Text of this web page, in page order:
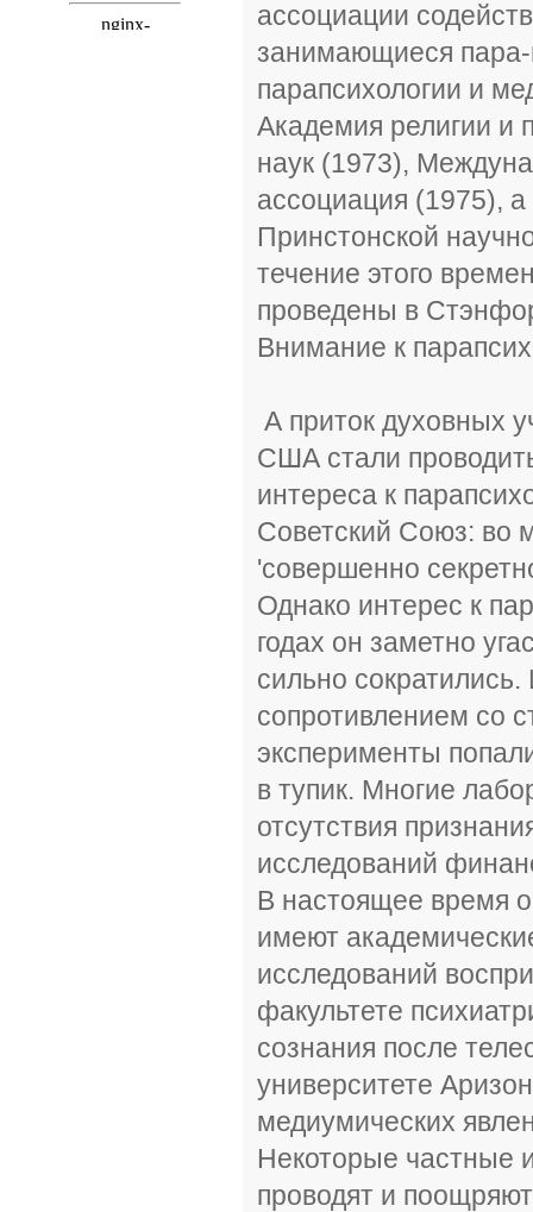
ассоциации
занимающиеся
парапсихологии и
Академия религии и
наук (1973),
ассоциация (1975),
Принстонской
течение этого
проведены в
Внимание к
А приток духовных
США стали
интереса к
Советский Союз: во
'совершенно
Однако интерес к
годах он заметно
сильно
сопротивлением со
эксперименты
в тупик. Многие
отсутствия
исследований
В настоящее время
имеют
исследований
факультете
сознания после
университете
медиумических
Некоторые частные
проводят и